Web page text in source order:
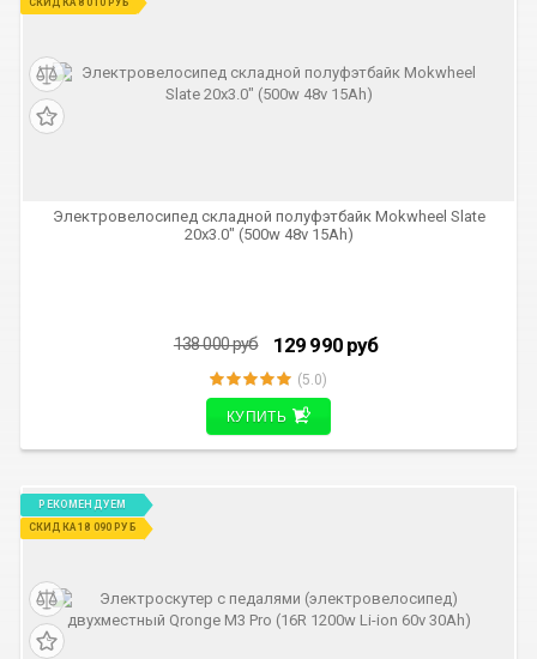
РЕКОМЕНДУЕМ
Электровелосипед складной полуфэтбайк Mokwheel Slate
20х3.0" (500w 48v 15Ah)
138 000руб 129 990 руб
(5.0)
КУПИТЬ